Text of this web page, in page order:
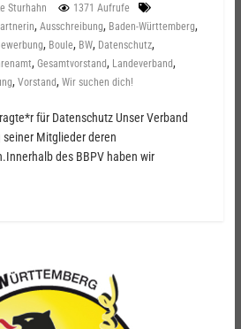
Sturhahn
1371 Aufrufe
, Ausschreibung, Baden-Württemberg,
, Boule, BW, Datenschutz,
, Gesamtvorstand, Landeverband,
, Vorstand, Wir suchen dich!
für Datenschutz Unser Verband
Mitglieder deren
des BBPV haben wir